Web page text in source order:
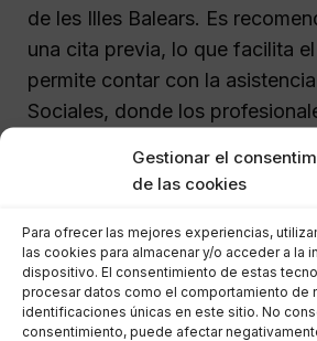
Gestionar el
de las cookies
Para ofrecer las mejores experiencias,
las cookies para almacenar y/o acceder a la
dispositivo. El consentimiento de estas
procesar datos como el comportamiento de
identificaciones únicas en este sitio. No
consentimiento, puede afectar
de les Illes Balears. Es
una cita previa, lo que facilita
permite contar con la
Sociales, donde los
solicitar la Renta Social
solicitar elIngreso Mínimo
este es el primer recurso al que
las personas en situación de